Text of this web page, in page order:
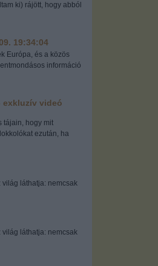
ki) rájött, hogy abból
19:34:04
Európa, és a közös
információ
exkluzív videó
tájain, hogy mit
ezután, ha
láthatja: nemcsak
láthatja: nemcsak